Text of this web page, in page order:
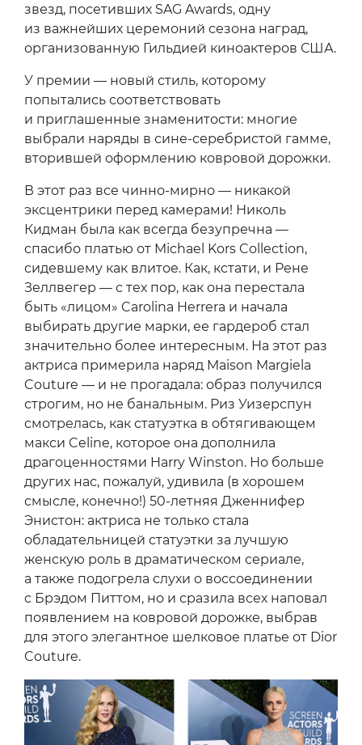
звезд, посетивших SAG Awards, одну
из важнейших церемоний сезона наград,
организованную Гильдией киноактеров США.
У премии — новый стиль, которому
попытались соответствовать
и приглашенные знаменитости: многие
выбрали наряды в сине-серебристой гамме,
вторившей оформлению ковровой дорожки.
В этот раз все чинно-мирно — никакой
эксцентрики перед камерами! Николь
Кидман была как всегда безупречна —
спасибо платью от Michael Kors Collection,
сидевшему как влитое. Как, кстати, и Рене
Зеллвегер — с тех пор, как она перестала
быть «лицом» Carolina Herrera и начала
выбирать другие марки, ее гардероб стал
значительно более интересным. На этот раз
актриса примерила наряд Maison Margiela
Couture — и не прогадала: образ получился
строгим, но не банальным. Риз Уизерспун
смотрелась, как статуэтка в обтягивающем
макси Celine, которое она дополнила
драгоценностями Harry Winston. Но больше
других нас, пожалуй, удивила (в хорошем
смысле, конечно!) 50-летняя Дженнифер
Энистон: актриса не только стала
обладательницей статуэтки за лучшую
женскую роль в драматическом сериале,
а также подогрела слухи о воссоединении
с Брэдом Питтом, но и сразила всех наповал
появлением на ковровой дорожке, выбрав
для этого элегантное шелковое платье от Dior
Couture.